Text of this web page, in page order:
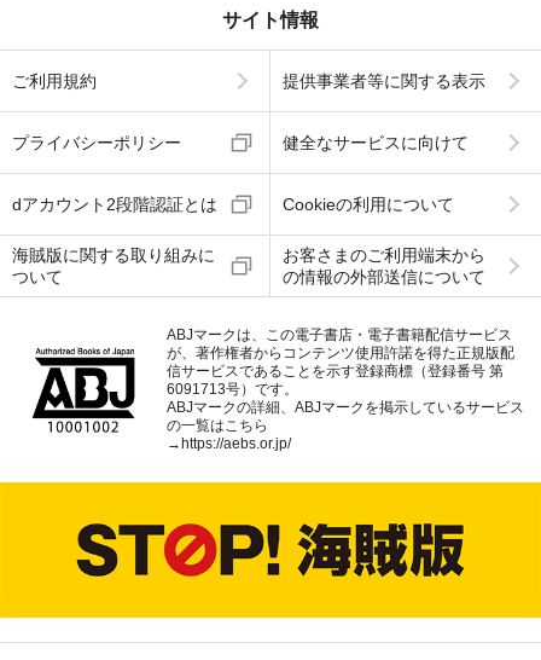
サイト情報
ご利用規約 提供事業者等に関する表示
プライバシーポリシー 健全なサービスに向けて
dアカウント2段階認証とは Cookieの利用について
海賊版に関する取り組みに
ついて
お客さまのご利用端末から
の情報の外部送信について
ABJマークは、この電子書店・電子書籍配信サービス
が、著作権者からコンテンツ使用許諾を得た正規版配
信サービスであることを示す登録商標（登録番号 第
6091713号）です。
ABJマークの詳細、ABJマークを掲示しているサービス
の一覧はこちら
→ https://aebs.or.jp/